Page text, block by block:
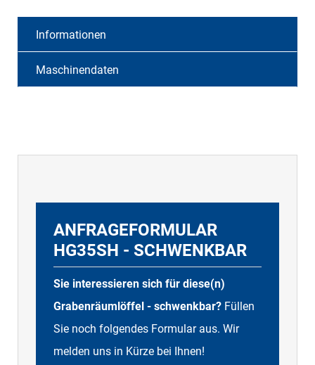
Informationen
Maschinendaten
ANFRAGEFORMULAR
HG35SH - SCHWENKBAR
Sie interessieren sich für diese(n)
Grabenräumlöffel - schwenkbar? Füllen
Sie noch folgendes Formular aus. Wir
melden uns in Kürze bei Ihnen!